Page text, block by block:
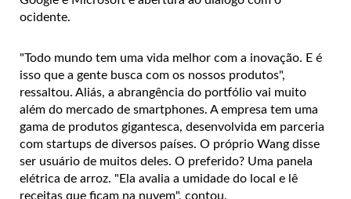
ocidente.
"Todo mundo tem uma vida melhor com a inovação. E é
isso que a gente busca com os nossos produtos",
ressaltou. Aliás, a abrangência do portfólio vai muito
além do mercado de smartphones. A empresa tem uma
gama de produtos gigantesca, desenvolvida em parceria
com startups de diversos países. O próprio Wang disse
ser usuário de muitos deles. O preferido? Uma panela
elétrica de arroz. "Ela avalia a umidade do local e lê
receitas que ficam na nuvem", contou.